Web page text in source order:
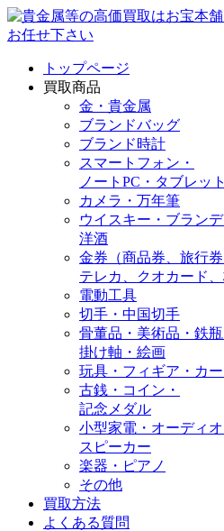
トップページ
買取商品
金・貴金属
ブランドバッグ
ブランド時計
スマートフォン・
ノートPC・タブレット
カメラ・万年筆
ウイスキー・ブランデ
洋酒
金券（商品券、旅行
テレカ、クオカード、
電動工具
切手・中国切手
骨董品・美術品・鉄瓶
掛け軸・絵画
玩具・フィギア・カー
古銭・コイン・
記念メダル
小型家電・オーディオ
スピーカー
楽器・ピアノ
その他
買取方法
よくある質問